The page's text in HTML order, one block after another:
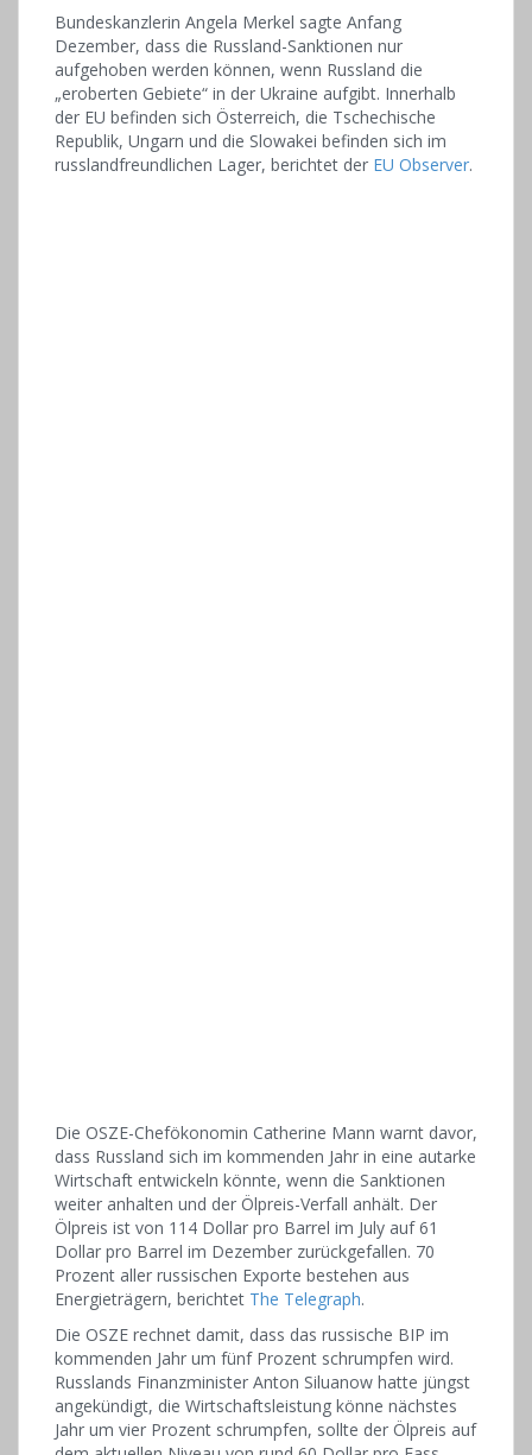
Bundeskanzlerin Angela Merkel sagte Anfang
Dezember, dass die Russland-Sanktionen nur
aufgehoben werden können, wenn Russland die
„eroberten Gebiete“ in der Ukraine aufgibt. Innerhalb
der EU befinden sich Österreich, die Tschechische
Republik, Ungarn und die Slowakei befinden sich im
russlandfreundlichen Lager, berichtet der EU Observer.
Die OSZE-Chefökonomin Catherine Mann warnt davor,
dass Russland sich im kommenden Jahr in eine autarke
Wirtschaft entwickeln könnte, wenn die Sanktionen
weiter anhalten und der Ölpreis-Verfall anhält. Der
Ölpreis ist von 114 Dollar pro Barrel im July auf 61
Dollar pro Barrel im Dezember zurückgefallen. 70
Prozent aller russischen Exporte bestehen aus
Energieträgern, berichtet The Telegraph.
Die OSZE rechnet damit, dass das russische BIP im
kommenden Jahr um fünf Prozent schrumpfen wird.
Russlands Finanzminister Anton Siluanow hatte jüngst
angekündigt, die Wirtschaftsleistung könne nächstes
Jahr um vier Prozent schrumpfen, sollte der Ölpreis auf